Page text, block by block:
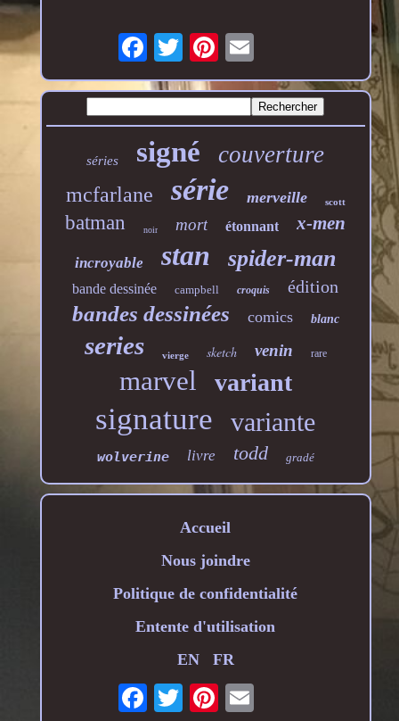
séries signé couverture
mcfarlane série merveille scott
batman noir mort étonnant x-men
incroyable stan spider-man
bande dessinée campbell croquis édition
bandes dessinées comics blanc
series vierge sketch venin rare
marvel variant
signature variante
wolverine livre todd gradé
Accueil
Nous joindre
Politique de confidentialité
Entente d'utilisation
EN
FR